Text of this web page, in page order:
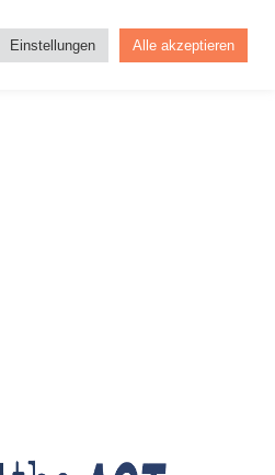
Einstellungen Alle akzeptieren